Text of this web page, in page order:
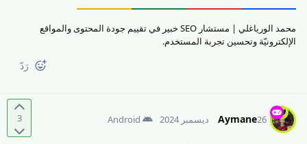
محمد الورياغلي | مستشار SEO خبير في تقييم جودة المحتوى والمواقع
الإلكترونيّة وتحسين تجربة المستخدم.
رَدّ
3 Aymane26 ديسمبر 2024 Android